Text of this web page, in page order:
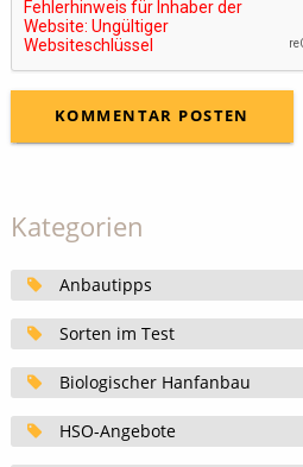
Kategorien
Anbautipps
Sorten im Test
Biologischer Hanfanbau
HSO-Angebote